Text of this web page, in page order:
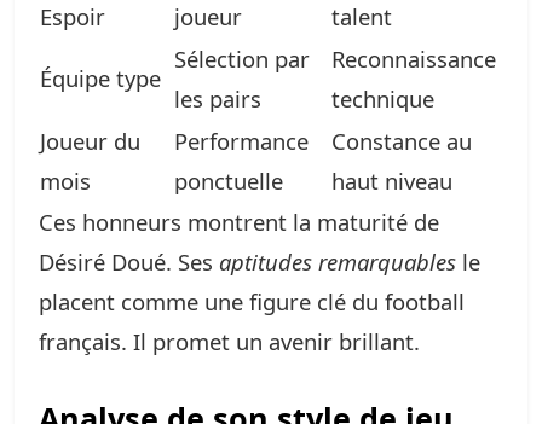
Espoir
joueur
talent
Équipe type
Sélection par
les pairs
Reconnaissance
technique
Joueur du
mois
Performance
ponctuelle
Constance au
haut niveau
Ces honneurs montrent la maturité de
Désiré Doué. Ses aptitudes remarquables le
placent comme une figure clé du football
français. Il promet un avenir brillant.